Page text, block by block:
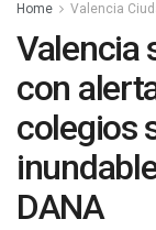
Home Valencia
Valencia
con
colegios
DANA